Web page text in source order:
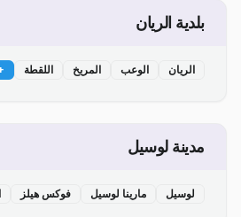
بلدية الريان
الريان الوعب المريخ اللقطة
مدينة لوسيل
لوسيل مارينا لوسيل فوكس هيلز